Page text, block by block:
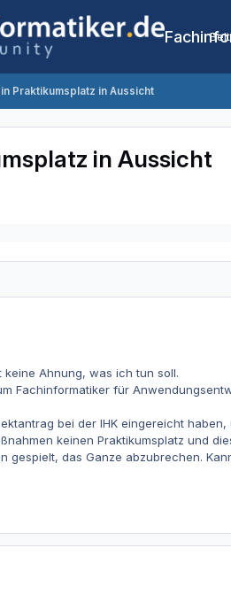
Praktikumsplatz in Aussicht
in Aussicht
Ahnung, was ich tun soll.
Fachinformatiker für
bei der IHK eingereicht
keinen Praktikumsplatz und
gespielt, das Ganze abzubrechen.